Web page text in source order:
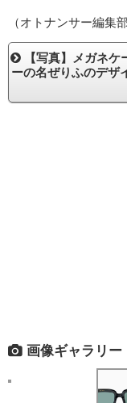
（オトナンサー編集部
【写真】メガネ
ーの名ぜりふのデ
画像ギャラリー